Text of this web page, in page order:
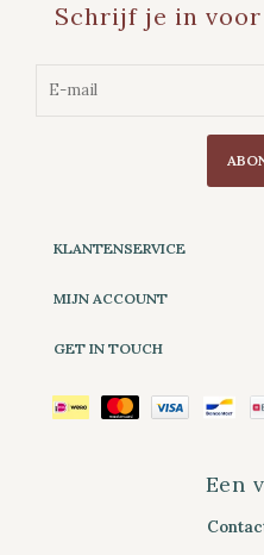
Schrijf je in
KLANTENSERVICE
MIJN ACCOUNT
GET IN TOUCH
Een